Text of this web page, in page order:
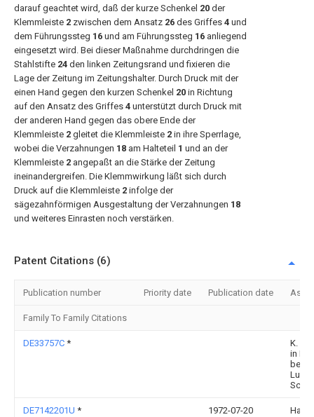
darauf geachtet wird, daß der kurze Schenkel 20 der
Klemmleiste 2 zwischen dem Ansatz 26 des Griffes 4 und
dem Führungssteg 16 und am Führungssteg 16 anliegend
eingesetzt wird. Bei dieser Maßnahme durchdringen die
Stahlstifte 24 den linken Zeitungsrand und fixieren die
Lage der Zeitung im Zeitungshalter. Durch Druck mit der
einen Hand gegen den kurzen Schenkel 20 in Richtung
auf den Ansatz des Griffes 4 unterstützt durch Druck mit
der anderen Hand gegen das obere Ende der
Klemmleiste 2 gleitet die Klemmleiste 2 in ihre Sperrlage,
wobei die Verzahnungen 18 am Halteteil 1 und an der
Klemmleiste 2 angepaßt an die Stärke der Zeitung
ineinandergreifen. Die Klemmwirkung läßt sich durch
Druck auf die Klemmleiste 2 infolge der
sägezahnförmigen Ausgestaltung der Verzahnungen 18
und weiteres Einrasten noch verstärken.
Patent Citations (6)
Publication number Priority date Publication date
Family To Family Citations
DE33757C *
K.
in
bei
DE7142201U * 1972-07-20